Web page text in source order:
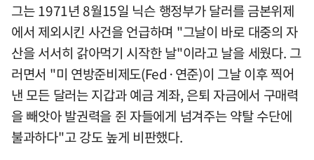
그는 1971년 8월15일 닉슨 행정부가 달러를 금본위제
에서 제외시킨 사건을 언급하며 "그날이 바로 대중의 자
산을 서서히 갉아먹기 시작한 날"이라고 날을 세웠다. 그
러면서 "미 연방준비제도(Fed·연준)이 그날 이후 찍어
낸 모든 달러는 지갑과 예금 계좌, 은퇴 자금에서 구매력
을 빼앗아 발권력을 쥔 자들에게 넘겨주는 약탈 수단에
불과하다"고 강도 높게 비판했다.